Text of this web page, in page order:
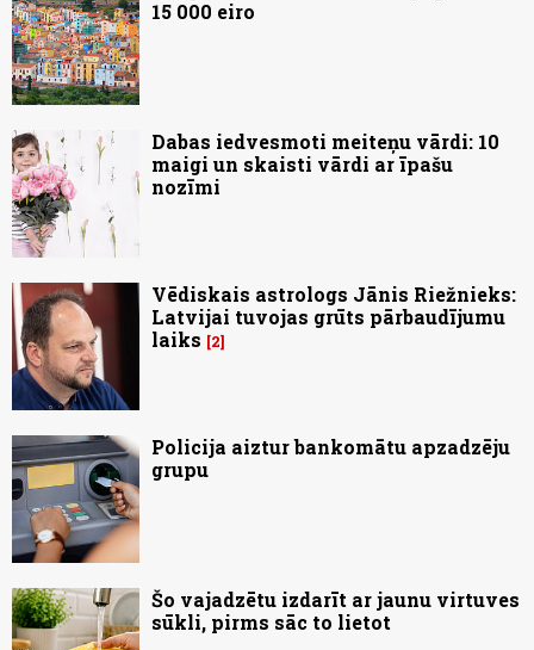
15 000 eiro
Dabas iedvesmoti meiteņu vārdi: 10
maigi un skaisti vārdi ar īpašu
nozīmi
Vēdiskais astrologs Jānis Riežnieks:
Latvijai tuvojas grūts pārbaudījumu
laiks
2
Policija aiztur bankomātu apzadzēju
grupu
Šo vajadzētu izdarīt ar jaunu virtuves
sūkli, pirms sāc to lietot